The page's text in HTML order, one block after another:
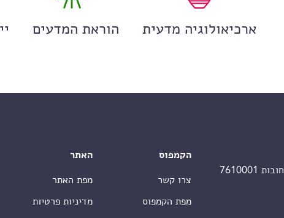
ארכיאולוגיה מדעית הוראת המדעים
הקמפוס
צרו קשר
מפת הקמפוס
האתר
מפת האתר
מדיניות פרטיות